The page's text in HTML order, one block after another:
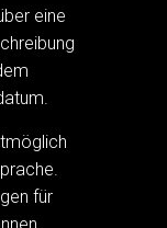
eine
für